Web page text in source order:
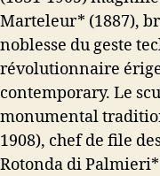
Marteleur* (1887),
noblesse du geste
révolutionnaire
contemporary. Le
monumental
1908), chef de file
Rotonda di Palmieri*